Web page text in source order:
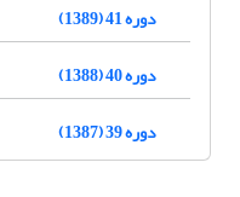
دوره 41 (1389)
دوره 40 (1388)
دوره 39 (1387)